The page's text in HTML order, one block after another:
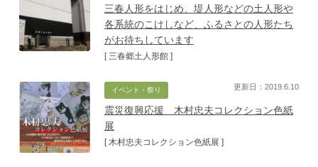
三春人形をはじめ、堤人形などの土人形や
各系統のこけしなど、ふるさとの人形たち
がお待ちしています
[ 三春郷土人形館 ]
イベント・祭り
震災復興応援 木村忠夫コレクション色紙
展
[ 木村忠夫コレクション色紙展 ]
更新日：2019.6.10